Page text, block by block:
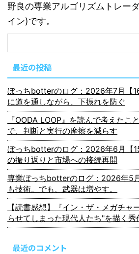
野良の専業アルゴリズムトレー
イン)です。
最近の投稿
ぼっちbotterのログ：2026年7月【
に道を通しながら、下振れを防ぐ
『OODA LOOP』を読んで考えた
で、判断と実行の摩擦を減らす
ぼっちbotterのログ：2026年6月【
の振り返りと市場への接続再開
専業ぼっちbotterのログ：2026年5
も技術。でも、武器は増やす。
【読書感想】『イン・ザ・メガチャ
らせてしまった現代人たち"を描く秀
最近のコメント